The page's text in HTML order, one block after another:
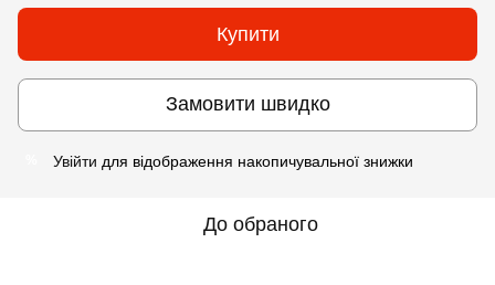
Купити
Замовити швидко
Увійти для відображення накопичувальної знижки
До обраного